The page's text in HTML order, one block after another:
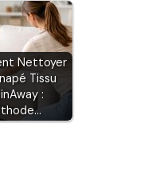
Nettoyer
Tissu
: